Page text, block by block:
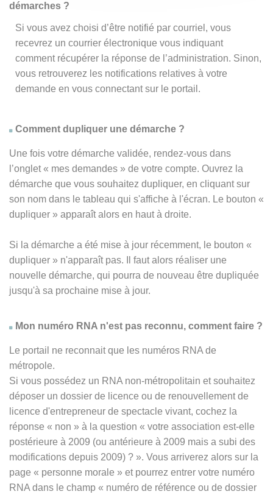
démarches ?
Si vous avez choisi d’être notifié par courriel, vous
recevrez un courrier électronique vous indiquant
comment récupérer la réponse de l’administration. Sinon,
vous retrouverez les notifications relatives à votre
demande en vous connectant sur le portail.
Comment dupliquer une démarche ?
Une fois votre démarche validée, rendez-vous dans
l’onglet « mes demandes » de votre compte. Ouvrez la
démarche que vous souhaitez dupliquer, en cliquant sur
son nom dans le tableau qui s'affiche à l'écran. Le bouton «
dupliquer » apparaît alors en haut à droite.
Si la démarche a été mise à jour récemment, le bouton «
dupliquer » n'apparaît pas. Il faut alors réaliser une
nouvelle démarche, qui pourra de nouveau être dupliquée
jusqu'à sa prochaine mise à jour.
Mon numéro RNA n'est pas reconnu, comment faire ?
Le portail ne reconnait que les numéros RNA de
métropole.
Si vous possédez un RNA non-métropolitain et souhaitez
déposer un dossier de licence ou de renouvellement de
licence d'entrepreneur de spectacle vivant, cochez la
réponse « non » à la question « votre association est-elle
postérieure à 2009 (ou antérieure à 2009 mais a subi des
modifications depuis 2009) ? ». Vous arriverez alors sur la
page « personne morale » et pourrez entrer votre numéro
RNA dans le champ « numéro de référence ou de dossier